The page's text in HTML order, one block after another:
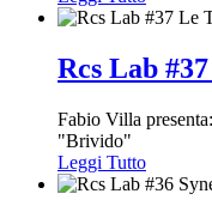
Rcs Lab
Fabio Villa
"Brivido"
Leggi Tutto